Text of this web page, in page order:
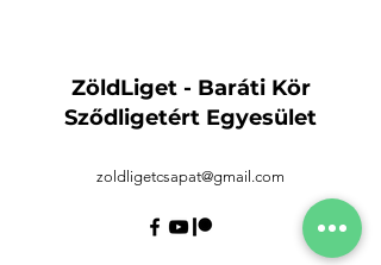
ZöldLiget - Baráti Kör
Sződligetért Egyesület
zoldligetcsapat@gmail.com